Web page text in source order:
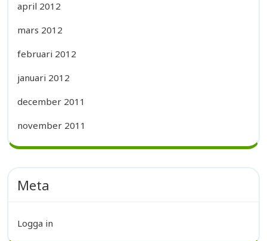
april 2012
mars 2012
februari 2012
januari 2012
december 2011
november 2011
Meta
Logga in